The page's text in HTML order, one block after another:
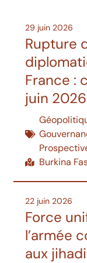
29 juin 2026
Rupture
France :
juin 2026
Burkina
22 juin 2026
Force
l’armée
aux